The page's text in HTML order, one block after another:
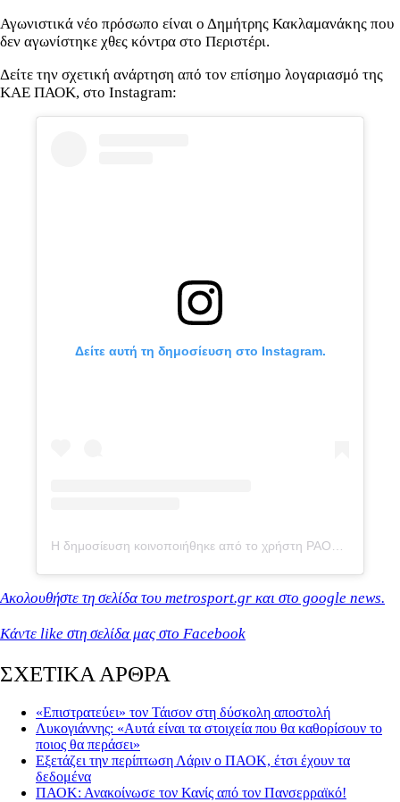
Αγωνιστικά νέο πρόσωπο είναι ο Δημήτρης Κακλαμανάκης που
δεν αγωνίστηκε χθες κόντρα στο Περιστέρι.
Δείτε την σχετική ανάρτηση από τον επίσημο λογαριασμό της
ΚΑΕ ΠΑΟΚ, στο Instagram:
Δείτε αυτή τη δημοσίευση στο Instagram.
Ακολουθήστε τη σελίδα του metrosport.gr και στο google news.
Κάντε like στη σελίδα μας στο Facebook
ΣΧΕΤΙΚΑ ΑΡΘΡΑ
«Επιστρατεύει» τον Τάισον στη δύσκολη αποστολή
Λυκογιάννης: «Αυτά είναι τα στοιχεία που θα καθορίσουν το
ποιος θα περάσει»
Εξετάζει την περίπτωση Λάριν ο ΠΑΟΚ, έτσι έχουν τα
δεδομένα
ΠΑΟΚ: Ανακοίνωσε τον Κανίς από τον Πανσερραϊκό!